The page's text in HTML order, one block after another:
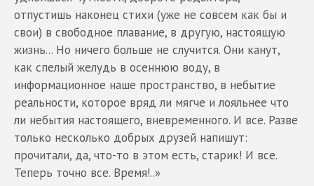
отпустишь наконец стихи (уже не совсем как бы и
свои) в свободное плавание, в другую, настоящую
жизнь... Но ничего больше не случится. Они канут,
как спелый желудь в осеннюю воду, в
информационное наше пространство, в небытие
реальности, которое вряд ли мягче и лояльнее что
ли небытия настоящего, вневременного. И все. Разве
только несколько добрых друзей напишут:
прочитали, да, что-то в этом есть, старик! И все.
Теперь точно все. Время!..»